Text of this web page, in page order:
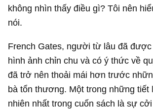
không nhìn thấy điều gì? Tôi nên
nói.
French Gates, người từ lâu đã
hình ảnh chỉn chu và có ý thức về
đã trở nên thoải mái hơn trước
bà tổn thương. Một trong những tiết
nhiên nhất trong cuốn sách là sự